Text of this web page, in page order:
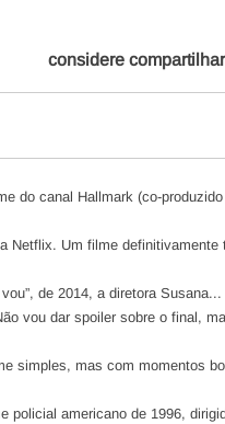
considere
do canal Hallmark (co-
Netflix. Um filme definitivamente
de 2014, a diretora Susana...
vou dar spoiler sobre o final,
simples, mas com momentos
policial americano de 1996,